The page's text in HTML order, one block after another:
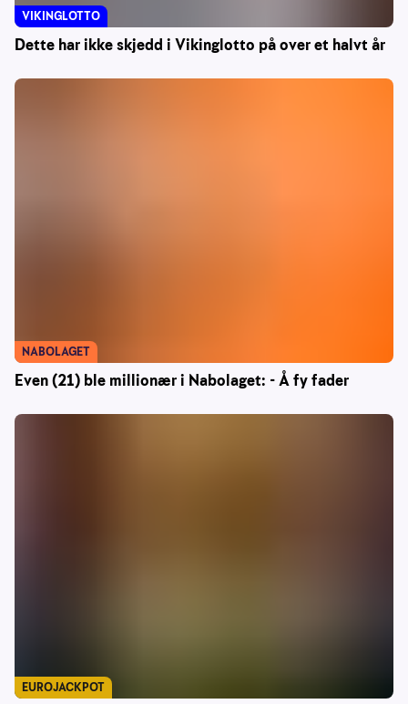
Dette har ikke skjedd i Vikinglotto på over et halvt år
VIKINGLOTTO
Even (21) ble millionær i Nabolaget: - Å fy fader
NABOLAGET
EUROJACKPOT